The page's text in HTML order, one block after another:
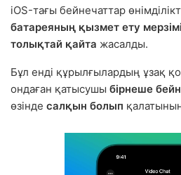
iOS-тағы бейнечаттар
батареяның қызмет ету
толықтай қайта жасалды.
Бұл енді құрылғылардың ұзақ
ондаған қатысушы бірнеше
өзінде салқын болып